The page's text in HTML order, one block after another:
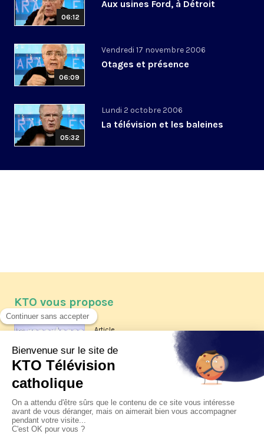
06:12
Aux usines Ford, à Détroit
06:09
Vendredi 17 novembre 2006
Otages et présence
05:32
Lundi 2 octobre 2006
La télévision et les baleines
KTO vous propose
Article
Les reportages d'été 2026 de KTO
La visite pastorale du pape Léon
XIV à Assise à suivre sur KTO le
jeudi 6 août